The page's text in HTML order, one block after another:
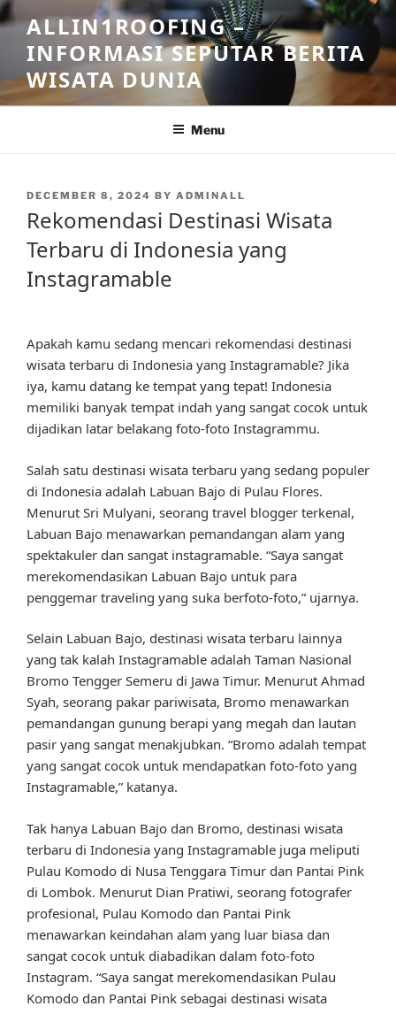
Skip
to
content
ALLIN1ROOFING –
INFORMASI SEPUTAR BERITA
WISATA DUNIA
Menu
POSTED
DECEMBER 8, 2024 BY ADMINALL
Rekomendasi Destinasi Wisata
Terbaru di Indonesia yang
Instagramable
Apakah kamu sedang mencari rekomendasi destinasi
wisata terbaru di Indonesia yang Instagramable? Jika
iya, kamu datang ke tempat yang tepat! Indonesia
memiliki banyak tempat indah yang sangat cocok untuk
dijadikan latar belakang foto-foto Instagrammu.
Salah satu destinasi wisata terbaru yang sedang populer
di Indonesia adalah Labuan Bajo di Pulau Flores.
Menurut Sri Mulyani, seorang travel blogger terkenal,
Labuan Bajo menawarkan pemandangan alam yang
spektakuler dan sangat instagramable. “Saya sangat
merekomendasikan Labuan Bajo untuk para
penggemar traveling yang suka berfoto-foto,” ujarnya.
Selain Labuan Bajo, destinasi wisata terbaru lainnya
yang tak kalah Instagramable adalah Taman Nasional
Bromo Tengger Semeru di Jawa Timur. Menurut Ahmad
Syah, seorang pakar pariwisata, Bromo menawarkan
pemandangan gunung berapi yang megah dan lautan
pasir yang sangat menakjubkan. “Bromo adalah tempat
yang sangat cocok untuk mendapatkan foto-foto yang
Instagramable,” katanya.
Tak hanya Labuan Bajo dan Bromo, destinasi wisata
terbaru di Indonesia yang Instagramable juga meliputi
Pulau Komodo di Nusa Tenggara Timur dan Pantai Pink
di Lombok. Menurut Dian Pratiwi, seorang fotografer
profesional, Pulau Komodo dan Pantai Pink
menawarkan keindahan alam yang luar biasa dan
sangat cocok untuk diabadikan dalam foto-foto
Instagram. “Saya sangat merekomendasikan Pulau
Komodo dan Pantai Pink sebagai destinasi wisata